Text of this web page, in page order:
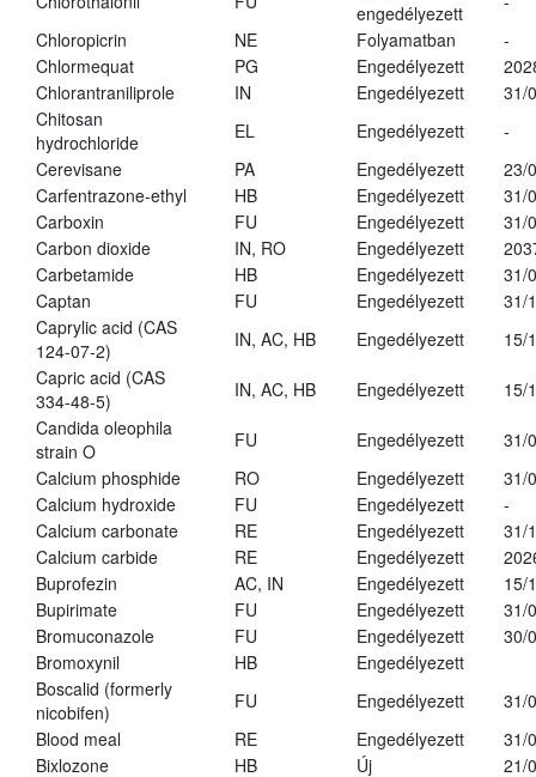
engedélyezett
Chloropicrin
NE Folyamatban
-
Chlormequat
PG Engedélyezett
Chlorantraniliprole
IN Engedélyezett
31/
Chitosan
hydrochloride
EL Engedélyezett
-
Cerevisane
PA Engedélyezett
23/
Carfentrazone-ethyl
HB Engedélyezett
31/
Carboxin
FU Engedélyezett
31/
Carbon dioxide
IN, RO Engedélyezett
Carbetamide
HB Engedélyezett
31/
Captan
FU Engedélyezett
31/
Caprylic acid (CAS
124-07-2)
IN, AC, HB Engedélyezett
15/
Capric acid (CAS
334-48-5)
IN, AC, HB Engedélyezett
15/
Candida oleophila
strain O
FU Engedélyezett
31/
Calcium phosphide
RO Engedélyezett
31/
Calcium hydroxide
FU Engedélyezett
-
Calcium carbonate
RE Engedélyezett
31/
Calcium carbide
RE Engedélyezett
Buprofezin
AC, IN Engedélyezett
15/
Bupirimate
FU Engedélyezett
31/
Bromuconazole
FU Engedélyezett
30/
Bromoxynil
HB
Engedélyezett
Boscalid (formerly
nicobifen)
FU Engedélyezett
31/
Blood meal
RE Engedélyezett
31/
Bixlozone
HB Új 21/